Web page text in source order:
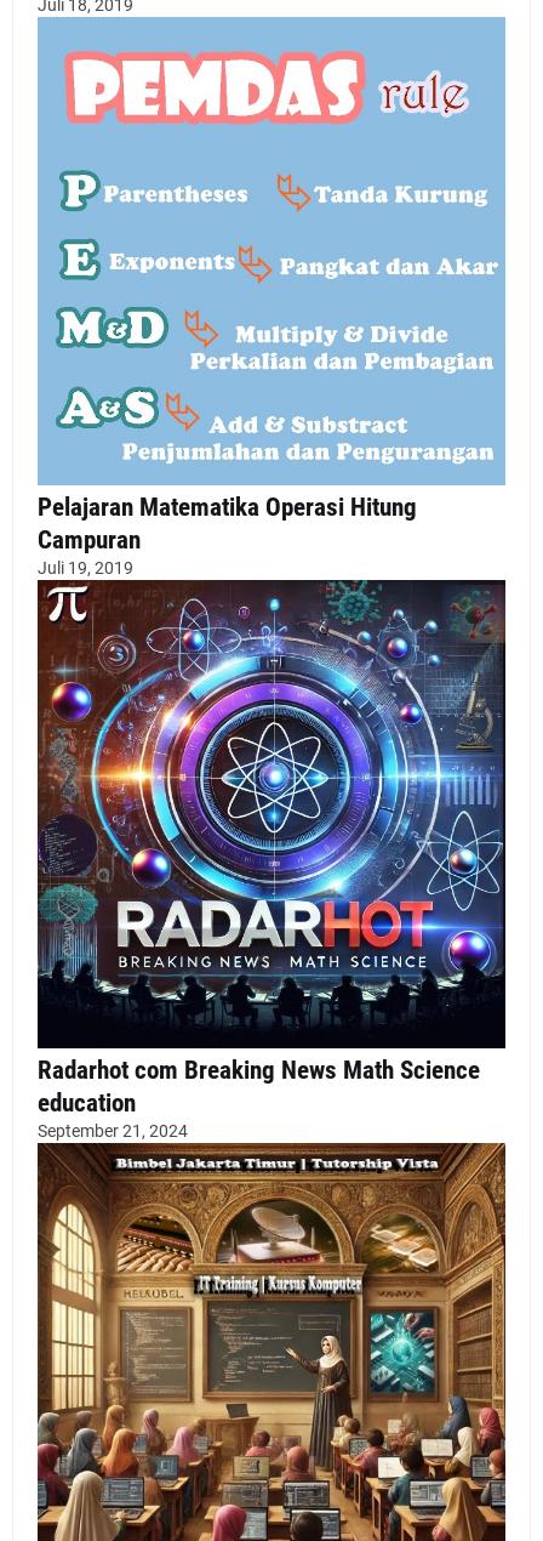
Juli 18, 2019
Pelajaran Matematika Operasi Hitung
Campuran
Juli 19, 2019
Radarhot com Breaking News Math Science
education
September 21, 2024